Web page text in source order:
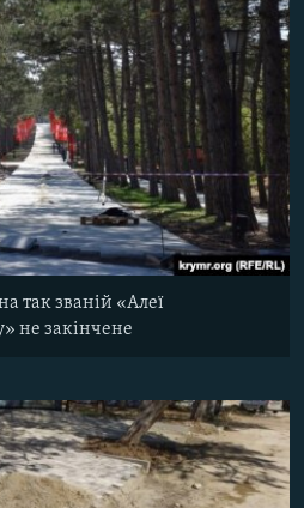
так званій «Алеї
не закінчене